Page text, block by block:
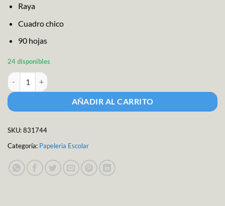
Raya
Cuadro chico
90 hojas
24 disponibles
U-pak Cuad.gladiador 100hjs F.marvel cantidad
AÑADIR AL CARRITO
SKU:831744
Categoría: Papeleria Escolar